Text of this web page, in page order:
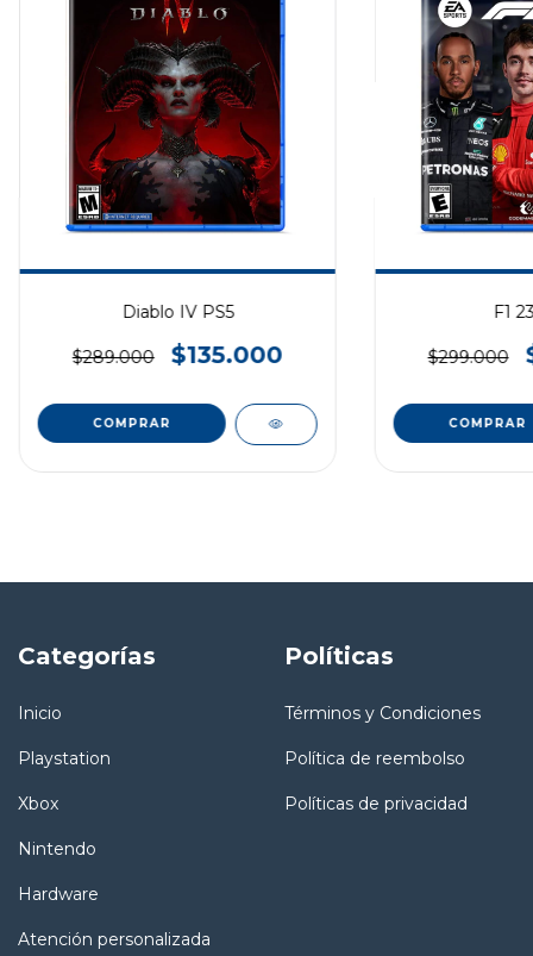
Diablo IV PS5
$289.000 $135.000
COMPRAR
F1
$299.000
COMPRAR
Categorías
Inicio
Playstation
Xbox
Nintendo
Hardware
Atención personalizada
Políticas
Términos y Condiciones
Política de reembolso
Políticas de privacidad